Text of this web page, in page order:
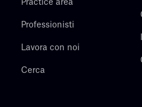
Practice area
Professionisti
Lavora con noi
Cerca